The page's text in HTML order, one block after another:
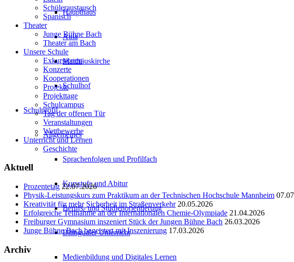
Haupthaus
Aula
Matthäuskirche
Schulhof
Schulprofil
Allgemeines
Sprachenfolgen und Profilfach
Kursstufe und Abitur
Berufs- und Studienorientierung
Bilingualer Unterricht
Medienbildung und Digitales Lernen
Schüleraustausch
Spanisch
Theater
Junge Bühne Bach
Theater am Bach
Unsere Schule
Exkursionen
Konzerte
Kooperationen
Projekte
Projekttage
Schulcampus
Tag der offenen Tür
Veranstaltungen
Wettbewerbe
Unterricht und Lernen
Geschichte
Aktuell
Prozentetag 22.07.2026
Physik-Leistungskurs zum Praktikum an der Technischen Hochschule Mannheim
Kreativität für mehr Sicherheit im Straßenverkehr 20.05.2026
Erfolgreiche Teilnahme an der Internationalen Chemie-Olympiade 21.04.2026
Freiburger Gymnasium inszeniert Stück der Jungen Bühne Bach 26.03.2026
Junge Bühne Bach begeistert mit Inszenierung 17.03.2026
Archiv